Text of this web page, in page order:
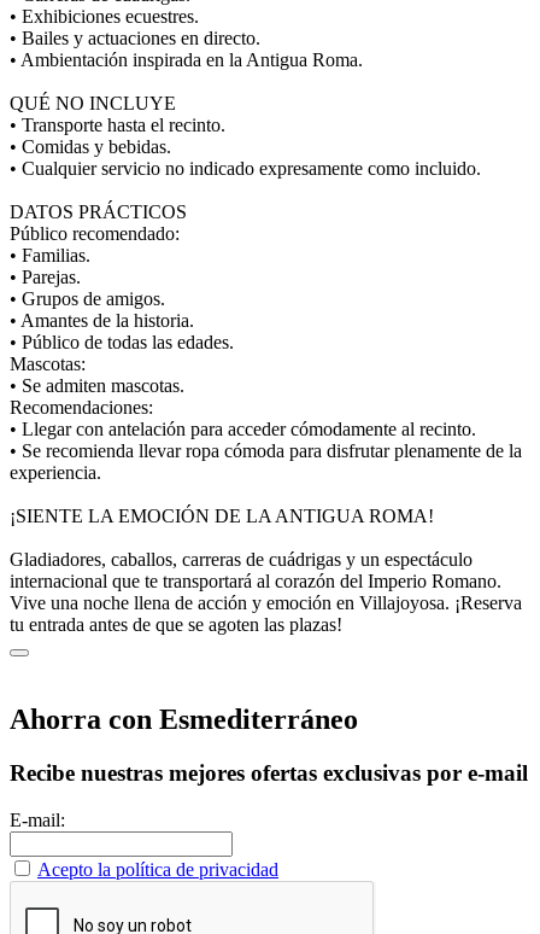
• Exhibiciones ecuestres.
• Bailes y actuaciones en directo.
• Ambientación inspirada en la Antigua Roma.
QUÉ NO INCLUYE
• Transporte hasta el recinto.
• Comidas y bebidas.
• Cualquier servicio no indicado expresamente como incluido.
DATOS PRÁCTICOS
Público recomendado:
• Familias.
• Parejas.
• Grupos de amigos.
• Amantes de la historia.
• Público de todas las edades.
Mascotas:
• Se admiten mascotas.
Recomendaciones:
• Llegar con antelación para acceder cómodamente al recinto.
• Se recomienda llevar ropa cómoda para disfrutar plenamente de la
experiencia.
¡SIENTE LA EMOCIÓN DE LA ANTIGUA ROMA!
Gladiadores, caballos, carreras de cuádrigas y un espectáculo
internacional que te transportará al corazón del Imperio Romano.
Vive una noche llena de acción y emoción en Villajoyosa. ¡Reserva
tu entrada antes de que se agoten las plazas!
Ahorra con Esmediterráneo
Recibe nuestras mejores ofertas exclusivas por e-mail
E-mail:
Acepto la política de privacidad